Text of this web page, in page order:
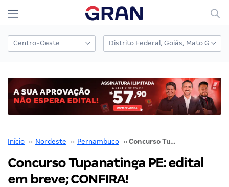
Início ›› Nordeste ›› Pernambuco ›› Concurso Tupanatinga PE: edital em breve; CONFIRA!
Concurso Tupanatinga PE: edital
em breve; CONFIRA!